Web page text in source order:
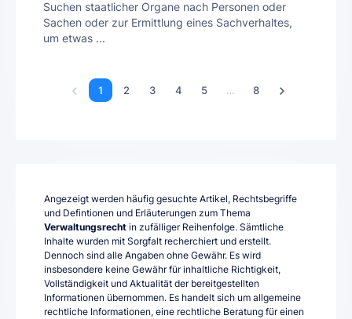
Suchen staatlicher Organe nach Personen oder
Sachen oder zur Ermittlung eines Sachverhaltes,
um etwas ...
1 2 3 4 5 … 8
Angezeigt werden häufig gesuchte Artikel, Rechtsbegriffe
und Defintionen und Erläuterungen zum Thema
Verwaltungsrecht in zufälliger Reihenfolge. Sämtliche
Inhalte wurden mit Sorgfalt recherchiert und erstellt.
Dennoch sind alle Angaben ohne Gewähr. Es wird
insbesondere keine Gewähr für inhaltliche Richtigkeit,
Vollständigkeit und Aktualität der bereitgestellten
Informationen übernommen. Es handelt sich um allgemeine
rechtliche Informationen, eine rechtliche Beratung für einen